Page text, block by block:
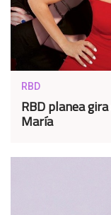
RBD
RBD planea
María